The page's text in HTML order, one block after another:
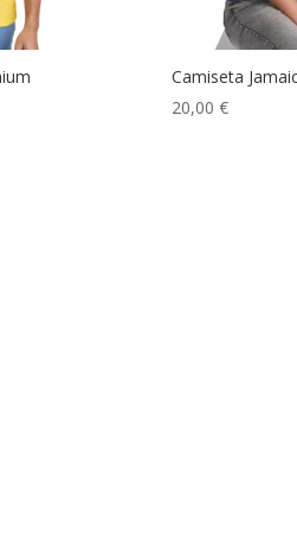
Camiseta
20,00 €